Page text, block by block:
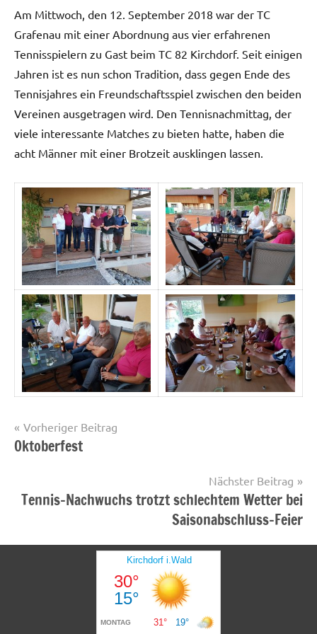
Am Mittwoch, den 12. September 2018 war der TC
Grafenau mit einer Abordnung aus vier erfahrenen
Tennisspielern zu Gast beim TC 82 Kirchdorf. Seit einigen
Jahren ist es nun schon Tradition, dass gegen Ende des
Tennisjahres ein Freundschaftsspiel zwischen den beiden
Vereinen ausgetragen wird. Den Tennisnachmittag, der
viele interessante Matches zu bieten hatte, haben die
acht Männer mit einer Brotzeit ausklingen lassen.
Startseite
Beitragsnavigation
Vorheriger Beitrag
Oktoberfest
Nächster Beitrag
Tennis-Nachwuchs trotzt schlechtem Wetter bei
Saisonabschluss-Feier